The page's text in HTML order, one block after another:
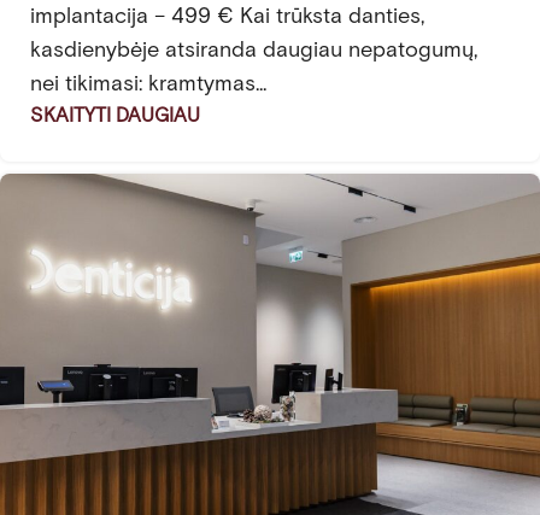
implantacija – 499 € Kai trūksta danties,
kasdienybėje atsiranda daugiau nepatogumų,
nei tikimasi: kramtymas...
SKAITYTI DAUGIAU